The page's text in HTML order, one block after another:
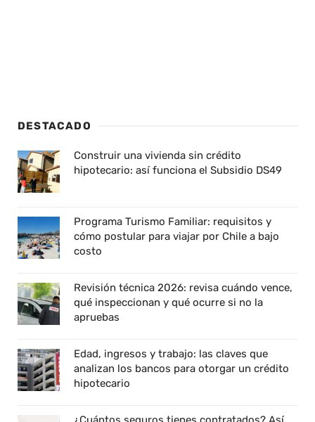
DESTACADO
Construir una vivienda sin crédito
hipotecario: así funciona el Subsidio DS49
Programa Turismo Familiar: requisitos y
cómo postular para viajar por Chile a bajo
costo
Revisión técnica 2026: revisa cuándo vence,
qué inspeccionan y qué ocurre si no la
apruebas
Edad, ingresos y trabajo: las claves que
analizan los bancos para otorgar un crédito
hipotecario